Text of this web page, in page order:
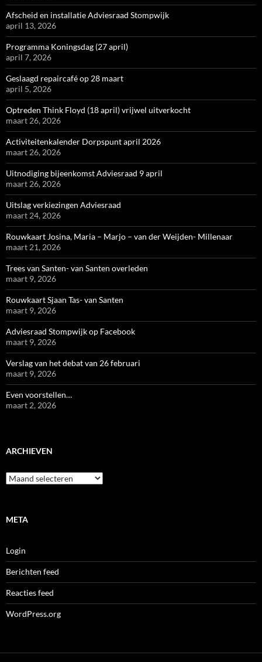
Afscheid en installatie Adviesraad Stompwijk
april 13, 2026
Programma Koningsdag (27 april)
april 7, 2026
Geslaagd repaircafé op 28 maart
april 5, 2026
Optreden Think Floyd (18 april) vrijwel uitverkocht
maart 26, 2026
Activiteitenkalender Dorpspunt april 2026
maart 26, 2026
Uitnodiging bijeenkomst Adviesraad 9 april
maart 26, 2026
Uitslag verkiezingen Adviesraad
maart 24, 2026
Rouwkaart Josina, Maria – Marjo – van der Weijden- Millenaar
maart 21, 2026
Trees van Santen- van Santen overleden
maart 9, 2026
Rouwkaart Sjaan Tas- van Santen
maart 9, 2026
Adviesraad Stompwijk op Facebook
maart 9, 2026
Verslag van het debat van 26 februari
maart 9, 2026
Even voorstellen…
maart 2, 2026
ARCHIEVEN
Archieven
META
Login
Berichten feed
Reacties feed
WordPress.org